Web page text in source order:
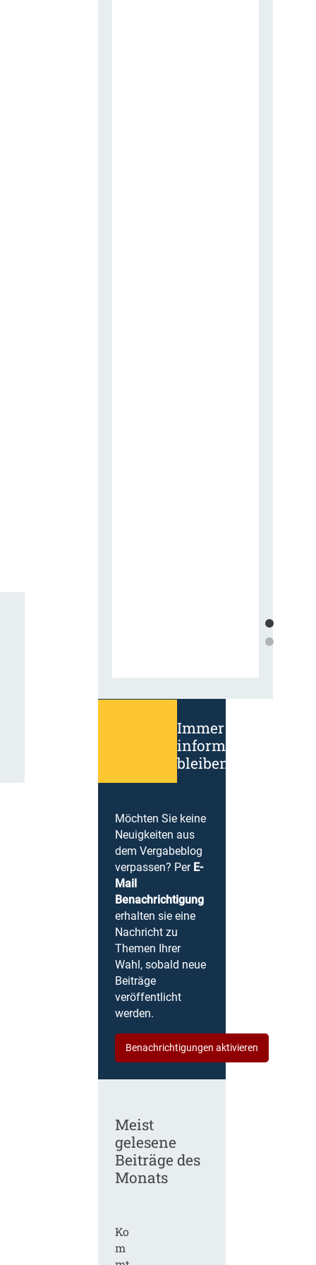
Immer
informiert
bleiben!
Möchten Sie keine
Neuigkeiten aus
dem Vergabeblog
verpassen? Per E-
Mail
Benachrichtigung
erhalten sie eine
Nachricht zu
Themen Ihrer
Wahl, sobald neue
Beiträge
veröffentlicht
werden.
Benachrichtigungen aktivieren
Meist
gelesene
Beiträge des
Monats
Ko
m